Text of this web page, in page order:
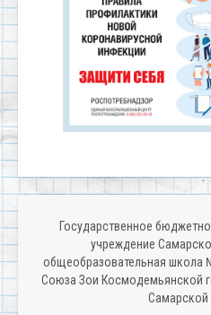
Государственное
учреждение
общеобразовательная школа
Союза Зои Космодемьянской
Самарской